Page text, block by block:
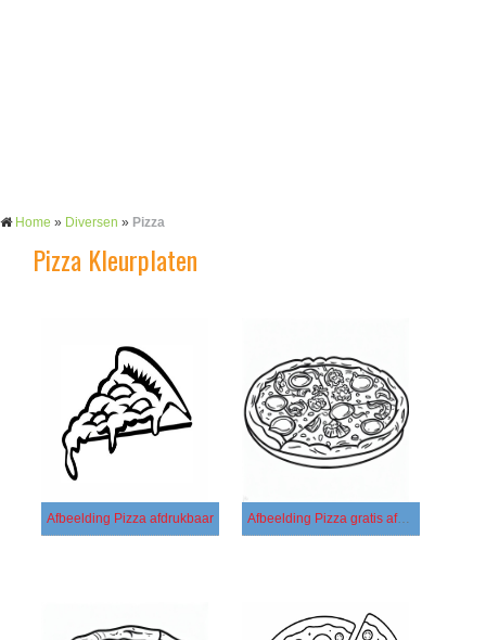
Home » Diversen » Pizza
Pizza Kleurplaten
Afbeelding Pizza afdrukbaar Afbeelding Pizza gratis afdrukbaar